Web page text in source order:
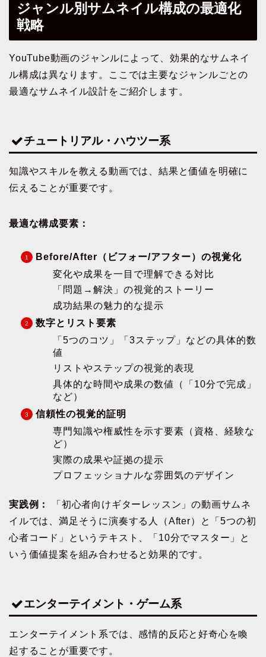
ジャンル別サムネイル構成の最適化
戦略
YouTube動画のジャンルによって、効果的なサムネイ
ル構成は異なります。ここでは主要なジャンルごとの
最適なサムネイル設計をご紹介します。
チュートリアル・ハウツー系
知識やスキルを教える動画では、結果と価値を明確に
伝えることが重要です。
最適な構成要素：
Before/After（ビフォー/アフター）の視覚化
変化や成果を一目で理解できる対比
「問題→解決」の視覚的ストーリー
成功結果の魅力的な提示
数字とリスト要素
「5つのコツ」「3ステップ」などの具体的数
値
リストやステップの視覚的表現
具体的な時間や成果の数値（「10分で完成」
など）
信頼性の視覚的証明
専門知識や権威性を示す要素（資格、経験な
ど）
実際の成果や証拠の提示
プロフェッショナルな雰囲気のデザイン
実践例：
「初心者向けギターレッスン」の動画サムネ
イルでは、満足そうに演奏する人（After）と「5つの初
心者コード」というテキスト、「10分でマスター」と
いう価値提案を組み合わせると効果的です。
エンターテイメント・ゲーム系
エンターテイメント系では、感情的反応と好奇心を喚
起することが重要です。